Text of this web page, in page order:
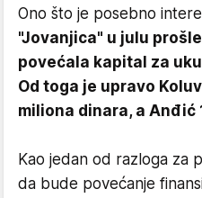
Ono što je posebno
"Jovanjica" u julu
povećala kapital za
Od toga je upravo
miliona dinara, a Anđić
Kao jedan od razloga za
da bude povećanje